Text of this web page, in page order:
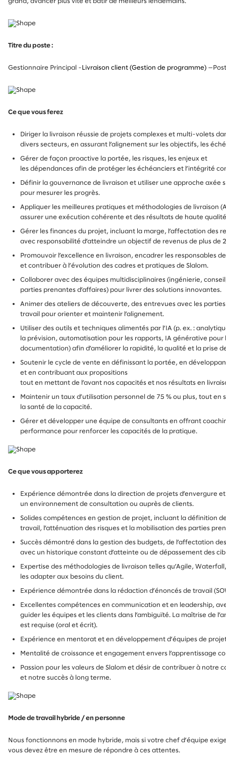
Titre du poste :
Gestionnaire Principal - Livraison client (Gestion de programme) —
Ce que vous ferez
Diriger la livraison réussie de projets complexes et multi-volets
divers secteurs, en assurant l’alignement sur les objectifs, les
Gérer de façon proactive la portée, les risques, les enjeux et
les dépendances afin de protéger les échéanciers et l’intégrité
Définir la gouvernance de livraison et utiliser une approche axée
pour mesurer les progrès.
Appliquer les meilleures pratiques et méthodologies de livraison
assurer une exécution cohérente et des résultats de haute
Gérer les finances du projet, incluant la marge, l’affectation des
avec responsabilité d’atteindre un objectif de revenus de plus de
Promouvoir l’excellence en livraison, encadrer les responsables
et contribuer à l’évolution des cadres et pratiques de Slalom.
Collaborer avec des équipes multidisciplinaires (ingénierie,
parties prenantes d’affaires) pour livrer des solutions innovantes.
Animer des ateliers de découverte, des entrevues avec les
travail pour orienter et maintenir l’alignement.
Utiliser des outils et techniques alimentés par l’IA (p. ex. :
la prévision, automatisation pour les rapports, IA générative pour
documentation) afin d’améliorer la rapidité, la qualité et la prise
Soutenir le cycle de vente en définissant la portée, en
et en contribuant aux propositions
tout en mettant de l’avant nos capacités et nos résultats en
Maintenir un taux d’utilisation personnel de 75 % ou plus, tout en
la santé de la capacité.
Gérer et développer une équipe de consultants en offrant
performance pour renforcer les capacités de la pratique.
Ce que vous apporterez
Expérience démontrée dans la direction de projets d’envergure
un environnement de consultation ou auprès de clients.
Solides compétences en gestion de projet, incluant la définition
travail, l’atténuation des risques et la mobilisation des parties
Succès démontré dans la gestion des budgets, de l’affectation
avec un historique constant d’atteinte ou de dépassement des
Expertise des méthodologies de livraison telles qu’Agile,
les adapter aux besoins du client.
Expérience démontrée dans la rédaction d’énoncés de travail
Excellentes compétences en communication et en leadership,
guider les équipes et les clients dans l’ambiguïté. La maîtrise de
est requise (oral et écrit).
Expérience en mentorat et en développement d’équipes de
Mentalité de croissance et engagement envers l’apprentissage
Passion pour les valeurs de Slalom et désir de contribuer à notre
et notre succès à long terme.
Mode de travail hybride / en personne
Nous fonctionnons en mode hybride, mais si votre chef d’équipe
vous devez être en mesure de répondre à ces attentes.